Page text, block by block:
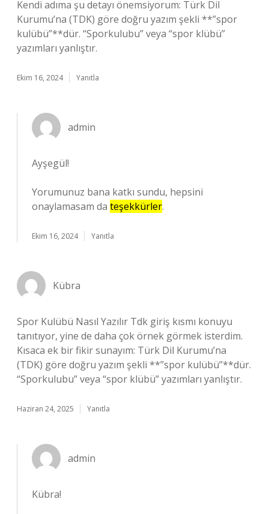
Kendi adıma şu detayı önemsiyorum: Türk Dil
Kurumu’na (TDK) göre doğru yazım şekli **”spor
kulübü”**dür. “Sporkulubu” veya “spor klübü”
yazımları yanlıştır.
Ekim 16, 2024 Yanıtla
admin
Ayşegül!
Yorumunuz bana katkı sundu, hepsini
onaylamasam da teşekkürler.
Ekim 16, 2024 Yanıtla
Kübra
Spor Kulübü Nasıl Yazılır Tdk giriş kısmı konuyu
tanıtıyor, yine de daha çok örnek görmek isterdim.
Kısaca ek bir fikir sunayım: Türk Dil Kurumu’na
(TDK) göre doğru yazım şekli **”spor kulübü”**dür.
“Sporkulubu” veya “spor klübü” yazımları yanlıştır.
Haziran 24, 2025 Yanıtla
admin
Kübra!